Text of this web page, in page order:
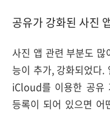
공유가 강화된 사진
사진 앱 관련 부분도 많
능이 추가, 강화되었다.
iCloud를 이용한 공유
등록이 되어 있으면 어